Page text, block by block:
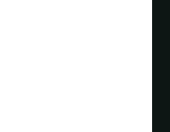
anos.
estiveram